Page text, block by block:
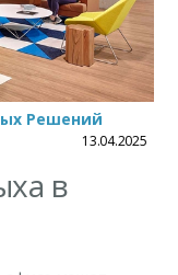
Решений
13.04.2025
в